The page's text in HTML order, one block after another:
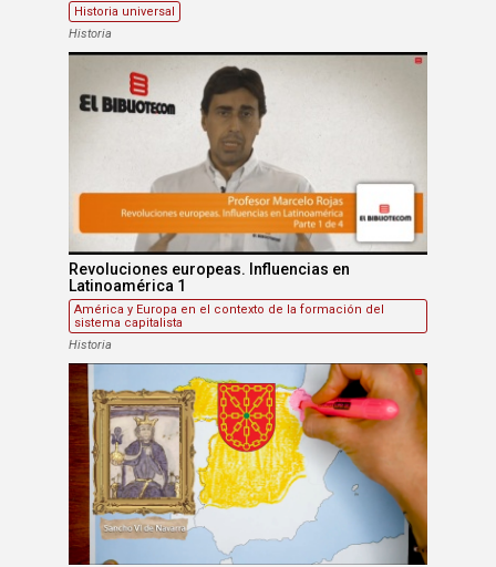
Historia universal
Historia
Revoluciones europeas. Influencias en
Latinoamérica 1
América y Europa en el contexto de la formación del
sistema capitalista
Historia